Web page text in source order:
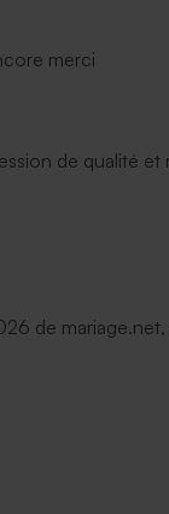
merci
de qualité et
de